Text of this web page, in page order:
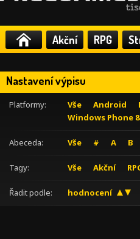
Akční RPG
Nastavení výpisu
Platformy: Vše Android
Windows Phone 8
Abeceda: Vše # A B
Tagy: Vše Akční
Řadit podle: hodnocení